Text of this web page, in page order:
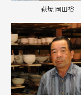
萩焼 岡田裕